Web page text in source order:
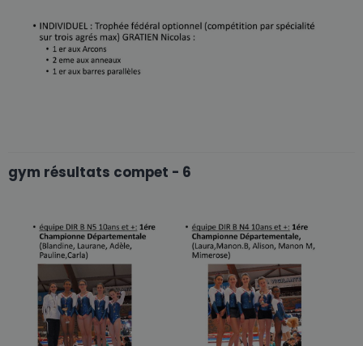
gym résultats compet - 6